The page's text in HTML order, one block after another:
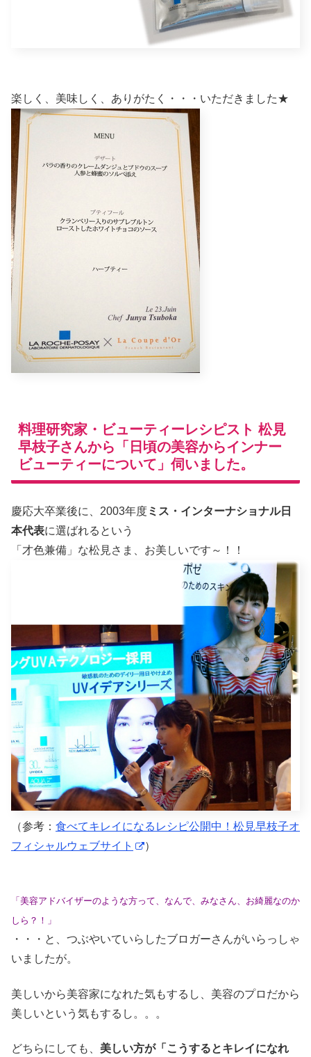
楽しく、美味しく、ありがたく・・・いただきました★
料理研究家・ビューティーレシピスト 松見
早枝子さんから「日頃の美容からインナー
ビューティーについて」伺いました。
慶応大卒業後に、2003年度ミス・インターナショナル日
本代表に選ばれるという
「才色兼備」な松見さま、お美しいです～！！
（参考： 食べてキレイになるレシピ公開中！松見早枝子オ
フィシャルウェブサイト
）
「美容アドバイザーのような方って、なんで、みなさん、お綺麗なのか
しら？！」
・・・と、つぶやいていらしたブロガーさんがいらっしゃ
いましたが。
美しいから美容家になれた気もするし、美容のプロだから
美しいという気もするし。。。
どちらにしても、 美しい方が「こうするとキレイになれ